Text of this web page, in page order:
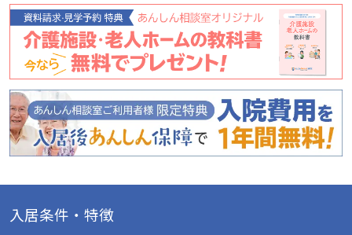
入居条件・特徴